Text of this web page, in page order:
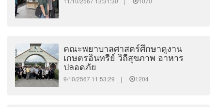
คณะพยาบาลศาสตร์ศึกษาดูงาน
เกษตรอินทรีย์ วิถีสุขภาพ อาหาร
ปลอดภัย
9/10/2567 11:53:29 | 1204